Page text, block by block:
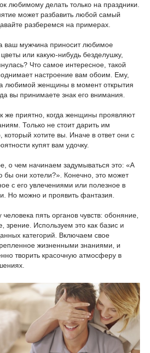
любимому делать только на праздники.
может разбавить любой самый
разберемся на примерах.
ваш мужчина приносит любимое
или какую-нибудь безделушку,
Что самое интересное, такой
настроение вам обоим. Ему,
любимой женщины в момент открытия
вы принимаете знак его внимания.
же приятно, когда женщины проявляют
Только не стоит дарить им
хотите вы. Иначе в ответ они с
купят вам удочку.
о чем начинаем задумываться это: «А
бы они хотели?». Конечно, это может
с его увлечениями или полезное в
Но можно и проявить фантазия.
пять органов чувств: обоняние,
зрение. Используем это как базис и
категорий. Включаем свое
жизненными знаниями, и
творить красочную атмосферу в